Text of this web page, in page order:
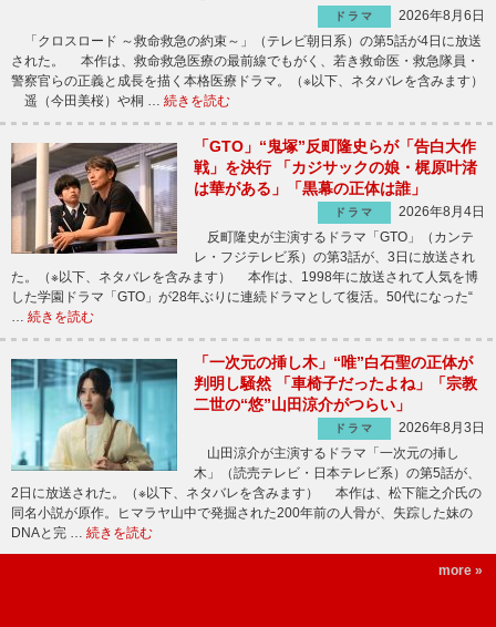
ドラマ
2026年8月6日
「クロスロード ～救命救急の約束～」（テレビ朝日系）の第5話が4日に放送
された。 本作は、救命救急医療の最前線でもがく、若き救命医・救急隊員・
警察官らの正義と成長を描く本格医療ドラマ。（※以下、ネタバレを含みます）
遥（今田美桜）や桐 … 続きを読む
「GTO」“鬼塚”反町隆史らが「告白大作
戦」を決行 「カジサックの娘・梶原叶渚
は華がある」「黒幕の正体は誰」
ドラマ
2026年8月4日
反町隆史が主演するドラマ「GTO」（カンテ
レ・フジテレビ系）の第3話が、3日に放送され
た。（※以下、ネタバレを含みます） 本作は、1998年に放送されて人気を博
した学園ドラマ「GTO」が28年ぶりに連続ドラマとして復活。50代になった“
… 続きを読む
「一次元の挿し木」“唯”白石聖の正体が
判明し騒然 「車椅子だったよね」「宗教
二世の“悠”山田涼介がつらい」
ドラマ
2026年8月3日
山田涼介が主演するドラマ「一次元の挿し
木」（読売テレビ・日本テレビ系）の第5話が、
2日に放送された。（※以下、ネタバレを含みます） 本作は、松下龍之介氏の
同名小説が原作。ヒマラヤ山中で発掘された200年前の人骨が、失踪した妹の
DNAと完 … 続きを読む
more »